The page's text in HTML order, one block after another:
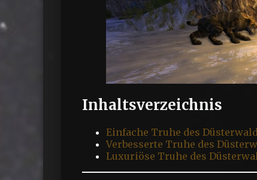
Inhaltsverzeichnis
Einfache Truhe des
Verbesserte Truhe des
Luxuriöse Truhe des